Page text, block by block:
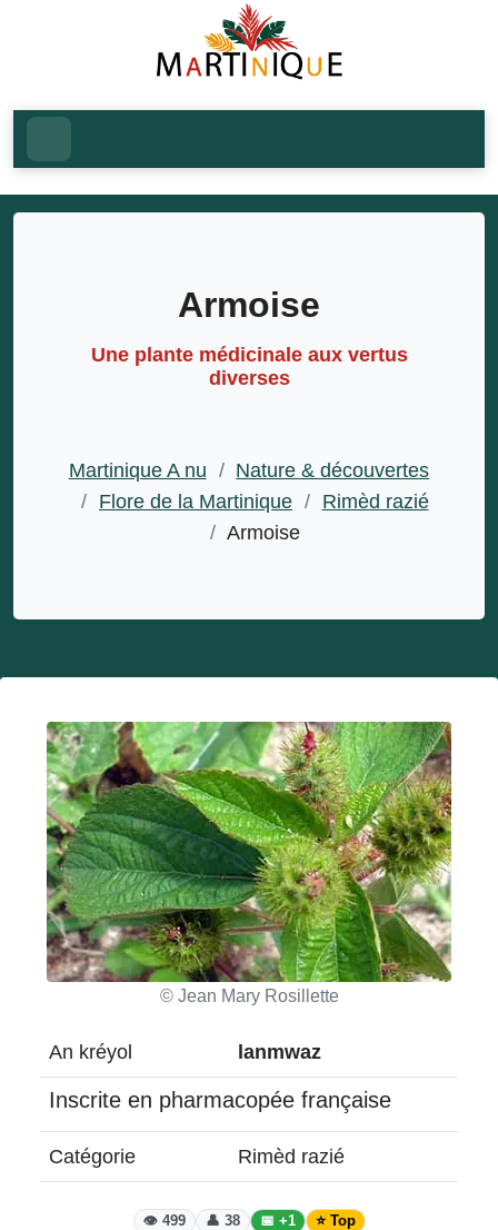
Armoise
Une plante médicinale aux vertus
diverses
Martinique A nu / Nature & découvertes
/ Flore de la Martinique /
Rimèd razié
/ Armoise
© Jean Mary Rosillette
An kréyol lanmwaz
Inscrite en pharmacopée française
Catégorie Rimèd razié
👁️ 499 👤 38 📅 +1 ⭐ Top